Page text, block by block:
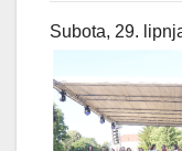
Subota, 29.